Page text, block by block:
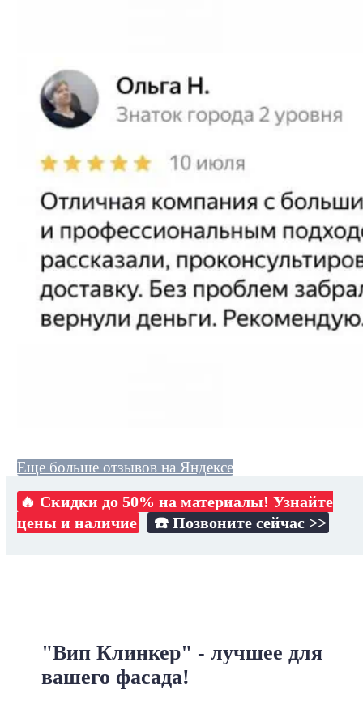
Еще больше отзывов на Яндексе
🔥 Скидки до 50% на материалы! Узнайте
цены и наличие
☎️ Позвоните сейчас >>
"Вип Клинкер" - лучшее для
вашего фасада!